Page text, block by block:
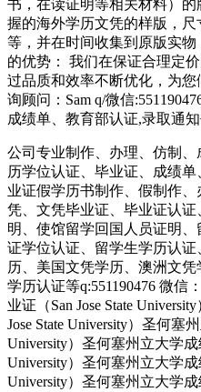
书，在读证明等相关材料）
握的海外学历文凭的样版，
等，并在时间收集到原版实
的优势： 我们在保证合理定
过品质和效率不断优化，为
询顾问：Sam q/微信
成绩单、教育部认证,录取通
公司专业制作、办理、仿制
历学位认证、毕业证、成绩
业证假学历书制作、假制作
凭、文凭毕业证、毕业证认
明、使馆留学回国人员证明
证学位认证、留学生学历认
历、美国文凭学历、澳洲文
学历认证等q:551190476 微信
业证（San Jose State
Jose State University）圣何塞
University）圣何塞州立大学成
University）圣何塞州立大学成
University）圣何塞州立大学成